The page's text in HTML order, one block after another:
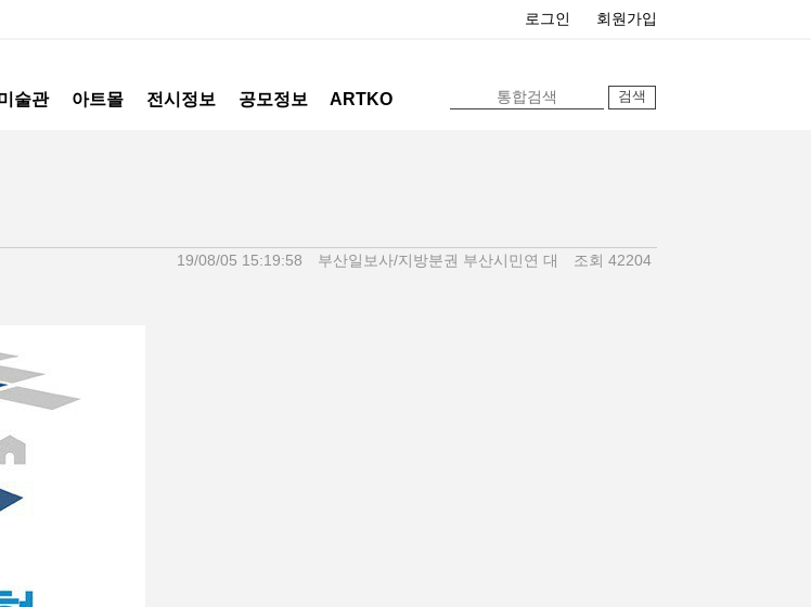
로그인 회원가입
술관 아트몰 전시정보 공모정보 ARTKO
19/08/05 15:19:58
부산일보사/지방분권 부산시민연 대 조회 42204